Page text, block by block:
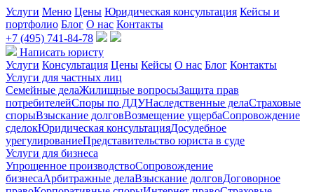
Услуги Меню Цены Юридическая консультация Кейсы и
портфолио Блог О нас Контакты
+7 (495) 741-84-78
Написать юристу
Услуги Консультация Цены Кейсы О нас Блог Контакты
Услуги для частных лиц
Семейные делаЖилищные вопросыЗащита прав
потребителейСпоры по ДДУНаследственные делаСтраховые
спорыВзыскание долговВозмещение ущербаСопровождение
сделокЮридическая консультацияДосудебное
урегулированиеПредставительство юриста в суде
Услуги для бизнеса
Упрощенное производствоСопровождение
бизнесаАрбитражные делаВзыскание долговДоговорное